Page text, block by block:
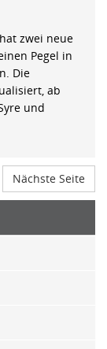
zwei neue
Pegel in
Die
ab
und
Nächste Seite